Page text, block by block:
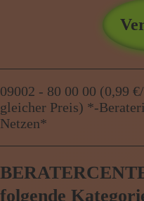
09002 - 80 00 00 (0,99
gleicher Preis) *-
Netzen*
folgende